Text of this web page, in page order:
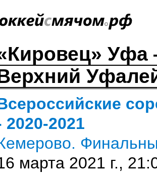
2020-2021
марта 2021 г.,